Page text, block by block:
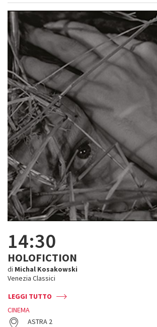
14:30
HOLOFICTION
di Michal Kosakowski
Venezia Classici
LEGGI TUTTO
CINEMA
ASTRA 2